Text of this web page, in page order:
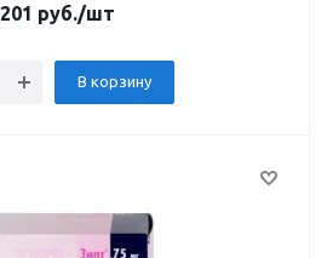
201 руб./шт
В корзину